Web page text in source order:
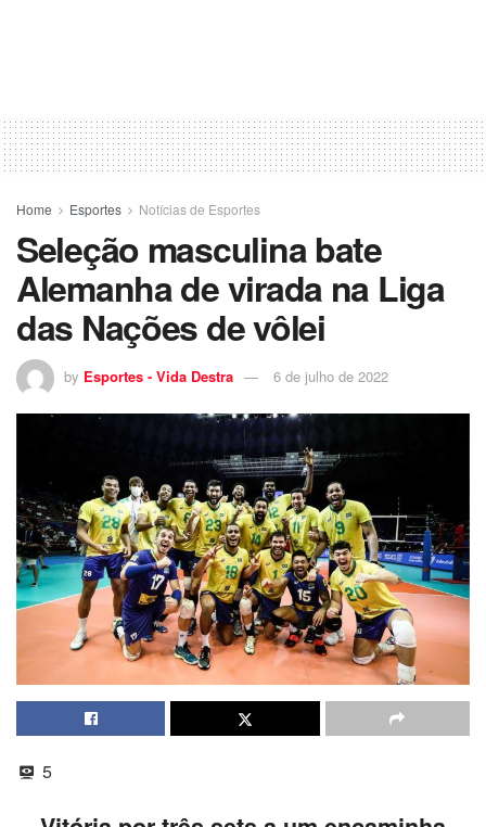
Home Esportes Notícias de Esportes
Seleção masculina bate
Alemanha de virada na Liga
das Nações de vôlei
by Esportes - Vida Destra 6 de julho de 2022
5